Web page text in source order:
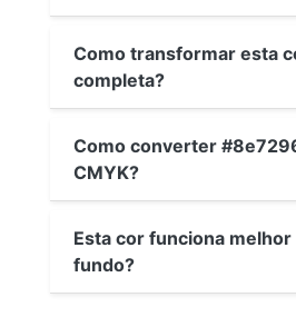
Como transformar esta
completa?
Como converter
CMYK?
Esta cor funciona
fundo?